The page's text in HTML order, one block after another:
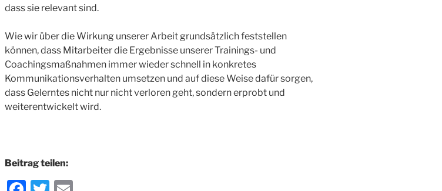
dass sie relevant sind.
Wie wir über die Wirkung unserer Arbeit grundsätzlich feststellen
können, dass Mitarbeiter die Ergebnisse unserer Trainings- und
Coachingsmaßnahmen immer wieder schnell in konkretes
Kommunikationsverhalten umsetzen und auf diese Weise dafür sorgen,
dass Gelerntes nicht nur nicht verloren geht, sondern erprobt und
weiterentwickelt wird.
Beitrag teilen: